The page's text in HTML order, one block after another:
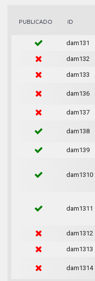
PUBLICADO ID
dam131
dam132
dam133
dam136
dam137
dam138
dam139
dam1310
dam1311
dam1312
dam1313
dam1314